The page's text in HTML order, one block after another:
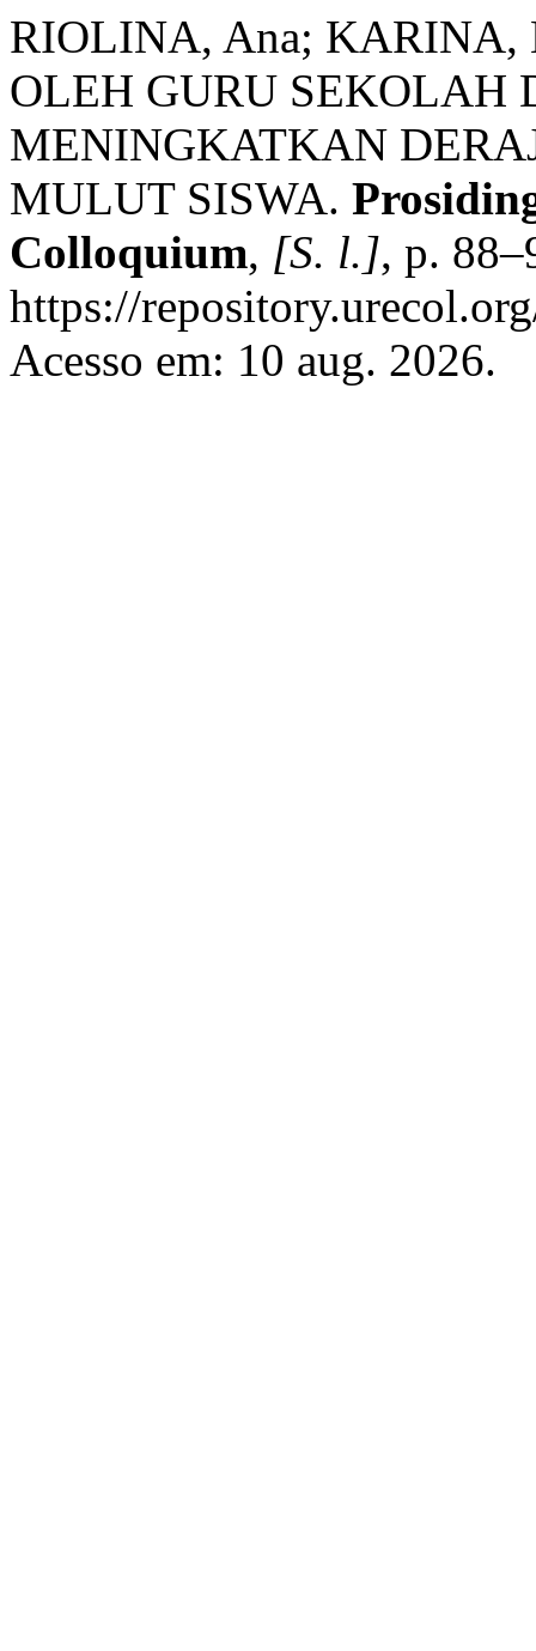
RIOLINA, Ana; KARINA,
OLEH GURU SEKOLAH
MENINGKATKAN
MULUT SISWA.
Colloquium, [S. l.], p.
https://
Acesso em: 10 aug. 2026.